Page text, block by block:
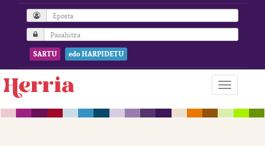
SARTU edo HARPIDETU